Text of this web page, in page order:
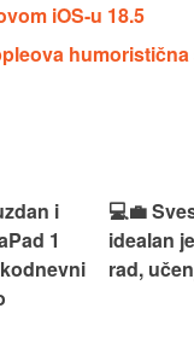
iOS-u 18.5
i
1
💻💼
idealan
rad,